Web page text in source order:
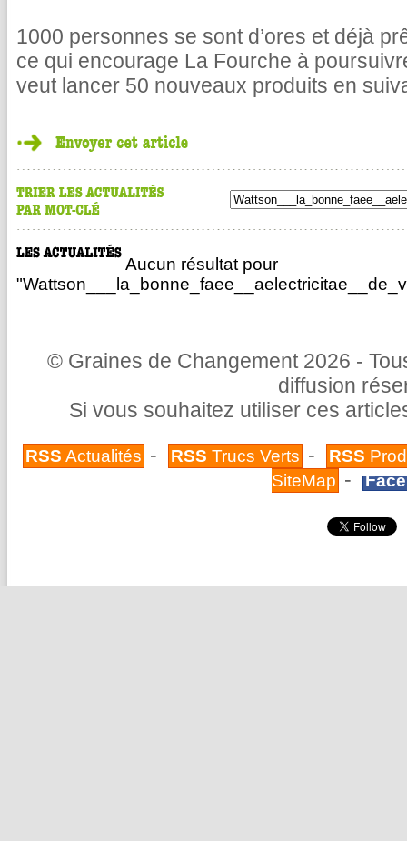
1000 personnes se sont d’ores et déjà
ce qui encourage La Fourche à
veut lancer 50 nouveaux produits en
Aucun résultat pour
© Graines de Changement 2026 -
diffusion
Si vous souhaitez utiliser ces
RSS Actualités - RSS Trucs Verts - RSS
SiteMap -